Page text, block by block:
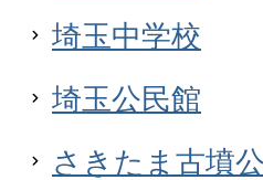
埼玉中学校
埼玉公民館
さきたま古墳